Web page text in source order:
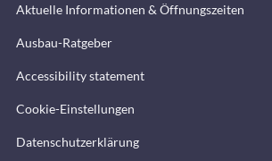
Aktuelle Informationen & Öffnungszeiten
Ausbau-Ratgeber
Accessibility statement
Cookie-Einstellungen
Datenschutzerklärung